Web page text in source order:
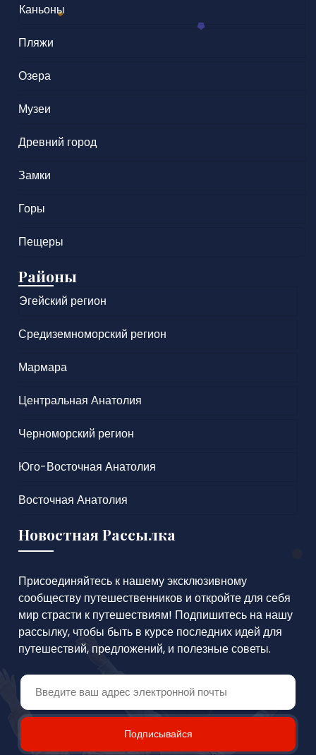
Каньоны
Пляжи
Озера
Музеи
Древний город
Замки
Горы
Пещеры
Районы
Эгейский регион
Средиземноморский регион
Мармара
Центральная Анатолия
Черноморский регион
Юго-Восточная Анатолия
Восточная Анатолия
Новостная Рассылка
Присоединяйтесь к нашему эксклюзивному
сообществу путешественников и откройте для себя
мир страсти к путешествиям! Подпишитесь на нашу
рассылку, чтобы быть в курсе последних идей для
путешествий, предложений, и полезные советы.
Подписывайся